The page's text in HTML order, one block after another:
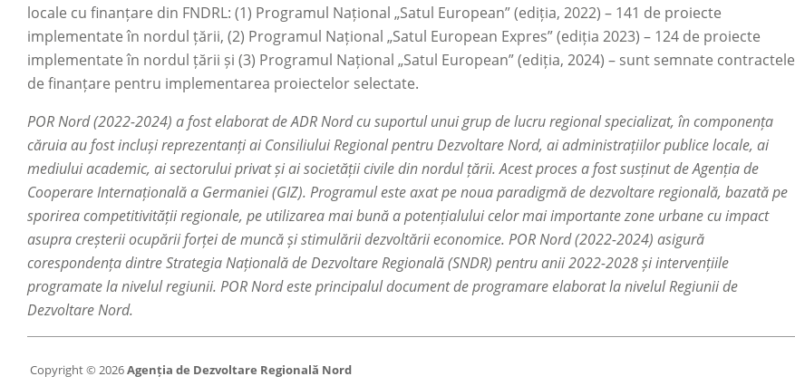
locale cu finanțare din FNDRL: (1) Programul Național „Satul European” (ediția, 2022) – 141 de proiecte
implementate în nordul țării, (2) Programul Național „Satul European Expres” (ediția 2023) – 124 de proiecte
implementate în nordul țării și (3) Programul Național „Satul European” (ediția, 2024) – sunt semnate contractele
de finanțare pentru implementarea proiectelor selectate.
POR Nord (2022-2024) a fost elaborat de ADR Nord cu suportul unui grup de lucru regional specializat, în componența
căruia au fost incluși reprezentanți ai Consiliului Regional pentru Dezvoltare Nord, ai administrațiilor publice locale, ai
mediului academic, ai sectorului privat și ai societății civile din nordul țării. Acest proces a fost susținut de Agenția de
Cooperare Internațională a Germaniei (GIZ). Programul este axat pe noua paradigmă de dezvoltare regională, bazată pe
sporirea competitivității regionale, pe utilizarea mai bună a potențialului celor mai importante zone urbane cu impact
asupra creșterii ocupării forței de muncă și stimulării dezvoltării economice. POR Nord (2022-2024) asigură
corespondența dintre Strategia Națională de Dezvoltare Regională (SNDR) pentru anii 2022-2028 și intervențiile
programate la nivelul regiunii. POR Nord este principalul document de programare elaborat la nivelul Regiunii de
Dezvoltare Nord.
Copyright © 2026Agenția de Dezvoltare Regională Nord